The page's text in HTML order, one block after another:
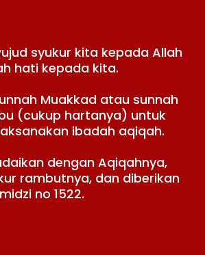
syukur kita kepada Allah
hati kepada kita.
Muakkad atau sunnah
(cukup hartanya) untuk
ibadah aqiqah.
dengan Aqiqahnya,
rambutnya, dan diberikan
no 1522.